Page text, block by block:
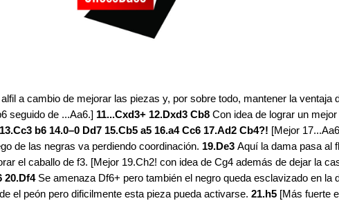
a cambio de mejorar las piezas y, por sobre todo, mantener la ventaja
seguido de ...Aa6.] 11...Cxd3+ 12.Dxd3 Cb8 Con idea de lograr un mejor
13.Cc3 b6 14.0–0 Dd7 15.Cb5 a5 16.a4 Cc6 17.Ad2 Cb4?! [Mejor 17...Aa6
de las negras va perdiendo coordinación. 19.De3 Aquí la dama pasa al
el caballo de f3. [Mejor 19.Ch2! con idea de Cg4 además de dejar la
20.Df4 Se amenaza Df6+ pero también el negro queda esclavizado en la
el peón pero dificilmente esta pieza pueda activarse. 21.h5 [Más fuerte